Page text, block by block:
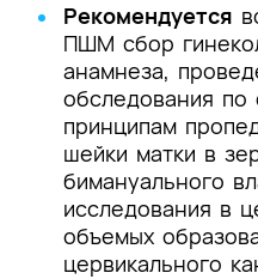
Рекомендуется
ПШМ сбор
анамнеза,
обследования по
принципам
шейки матки в
бимануального
исследования в
объемых
цервикального